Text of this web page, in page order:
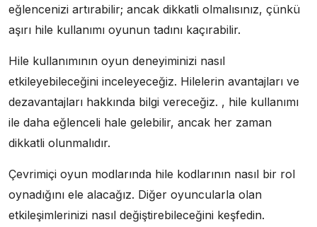
eğlencenizi artırabilir; ancak dikkatli olmalısınız, çünkü
aşırı hile kullanımı oyunun tadını kaçırabilir.
Hile kullanımının oyun deneyiminizi nasıl
etkileyebileceğini inceleyeceğiz. Hilelerin avantajları ve
dezavantajları hakkında bilgi vereceğiz. , hile kullanımı
ile daha eğlenceli hale gelebilir, ancak her zaman
dikkatli olunmalıdır.
Çevrimiçi oyun modlarında hile kodlarının nasıl bir rol
oynadığını ele alacağız. Diğer oyuncularla olan
etkileşimlerinizi nasıl değiştirebileceğini keşfedin.